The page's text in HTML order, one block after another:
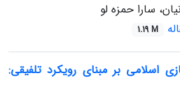
سارا حمزه لو
1.19 M
اسلامی بر مبنای رویکرد تلفیقی: